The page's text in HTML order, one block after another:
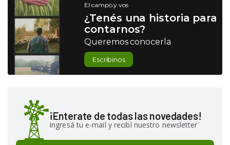
El campo y vos
¿Tenés una historia para
contarnos?
Queremos conocerla
Escribinos
¡Enterate de todas las novedades!
Ingresá tu e-mail y recibí nuestro newsletter